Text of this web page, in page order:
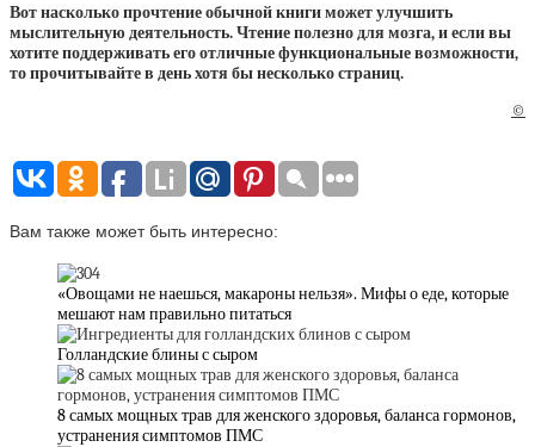
Вот насколько прочтение обычной книги может улучшить
мыслительную деятельность. Чтение полезно для мозга, и если вы
хотите поддерживать его отличные функциональные возможности,
то прочитывайте в день хотя бы несколько страниц.
©
Вам также может быть интересно:
«Овощами не наешься, макароны нельзя». Мифы о еде, которые
мешают нам правильно питаться
Голландские блины с сыром
8 самых мощных трав для женского здоровья, баланса гормонов,
устранения симптомов ПМС